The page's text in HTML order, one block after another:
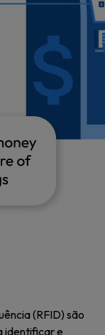
(RFID) são
identificar e